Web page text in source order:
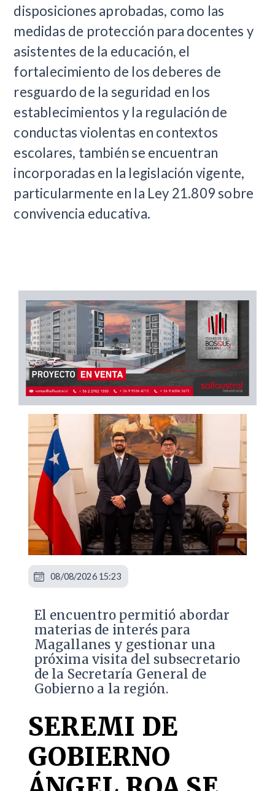
disposiciones aprobadas, como las
medidas de protección para docentes y
asistentes de la educación, el
fortalecimiento de los deberes de
resguardo de la seguridad en los
establecimientos y la regulación de
conductas violentas en contextos
escolares, también se encuentran
incorporadas en la legislación vigente,
particularmente en la Ley 21.809 sobre
convivencia educativa.
El encuentro permitió abordar
materias de interés para
Magallanes y gestionar una
próxima visita del subsecretario
de la Secretaría General de
Gobierno a la región.
SEREMI DE
GOBIERNO
08/08/2026 15:23